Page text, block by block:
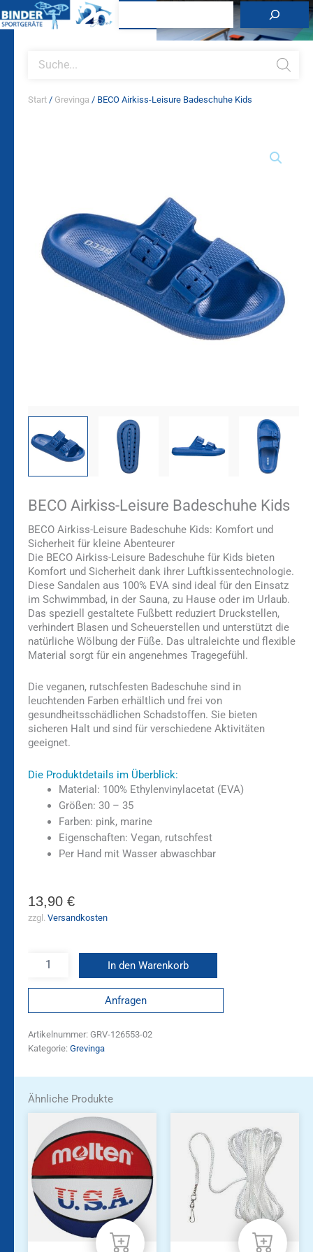
Inhalt
search
Start / Grevinga / BECO Airkiss-Leisure Badeschuhe Kids
BECO Airkiss-Leisure Badeschuhe Kids
BECO Airkiss-Leisure Badeschuhe Kids: Komfort und
Sicherheit für kleine Abenteurer
Die BECO Airkiss-Leisure Badeschuhe für Kids bieten
Komfort und Sicherheit dank ihrer Luftkissentechnologie.
Diese Sandalen aus 100% EVA sind ideal für den Einsatz
im Schwimmbad, in der Sauna, zu Hause oder im Urlaub.
Das speziell gestaltete Fußbett reduziert Druckstellen,
verhindert Blasen und Scheuerstellen und unterstützt die
natürliche Wölbung der Füße. Das ultraleichte und flexible
Material sorgt für ein angenehmes Tragegefühl.
Die veganen, rutschfesten Badeschuhe sind in
leuchtenden Farben erhältlich und frei von
gesundheitsschädlichen Schadstoffen. Sie bieten
sicheren Halt und sind für verschiedene Aktivitäten
geeignet.
Die Produktdetails im Überblick:
Material: 100% Ethylenvinylacetat (EVA)
Größen: 30 – 35
Farben: pink, marine
Eigenschaften: Vegan, rutschfest
Per Hand mit Wasser abwaschbar
13,90 €
zzgl. Versandkosten
In den Warenkorb
Anfragen
Artikelnummer: GRV-126553-02
Kategorie: Grevinga
Ähnliche Produkte